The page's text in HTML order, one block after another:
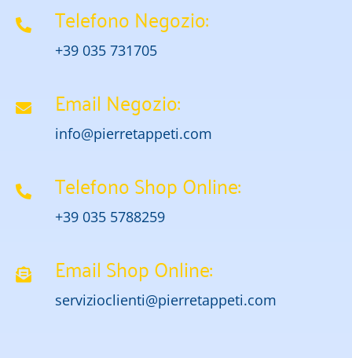
Telefono Negozio:
+39 035 731705
Email Negozio:
info@pierretappeti.com
Telefono Shop Online:
+39 035 5788259
Email Shop Online:
servizioclienti@pierretappeti.com